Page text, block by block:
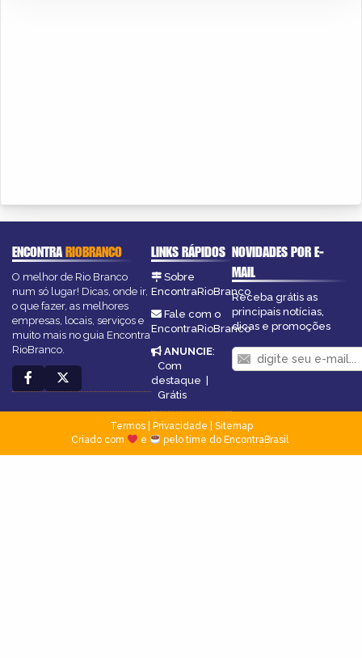
ENCONTRARIOBRANCO
O melhor de Rio Branco
num só lugar! Dicas, onde ir,
o que fazer, as melhores
empresas, locais, serviços e
muito mais no guia Encontra
RioBranco.
LINKS RÁPIDOS
Sobre
EncontraRioBranco
Fale com o
EncontraRioBranco
ANUNCIE:
Com
destaque |
Grátis
NOVIDADES POR E-
MAIL
Receba grátis as
principais notícias,
dicas e promoções
Termos| Privacidade
Sitemap
Criado com
e pelo time do EncontraBrasil